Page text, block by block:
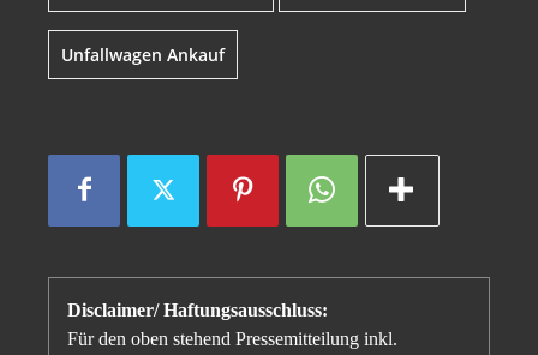
Unfallwagen Ankauf
Disclaimer/ Haftungsausschluss:
Für den oben stehend Pressemitteilung inkl.